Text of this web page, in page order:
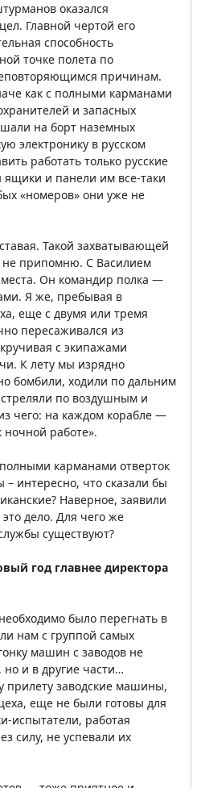
оказался
Главной чертой его
способность
точке полета по
причинам.
как с полными карманами
и запасных
на борт наземных
электронику в русском
работать только русские
и панели им все-таки
«номеров» они уже не
Такой захватывающей
не припомню. С Василием
Он командир полка —
Я же, пребывая в
еще с двумя или тремя
пересаживался из
с экипажами
К лету мы изрядно
бомбили, ходили по дальним
по воздушным и
чего: на каждом корабле —
работе».
карманами отверток
интересно, что сказали бы
Наверное, заявили
дело. Для чего же
существуют?
год главнее директора
было перегнать в
нам с группой самых
машин с заводов не
но и в другие части…
прилету заводские машины,
еще не были готовы для
испытатели, работая
силу, не успевали их